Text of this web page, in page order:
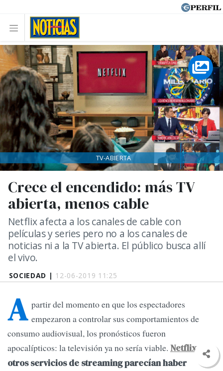
SOCIEDAD | 12-06-2019 11:25
Crece el encendido: más TV
abierta, menos cable
Netflix afecta a los canales de cable con
películas y series pero no a los canales de
noticias ni a la TV abierta. El público busca allí
el vivo.
TV-ABIERTA
A partir del momento en que los espectadores
empezaron a controlar sus comportamientos de
consumo audiovisual, los pronósticos fueron
apocalípticos: la televisión ya no sería viable. Netflix
otros servicios de streaming parecían haber